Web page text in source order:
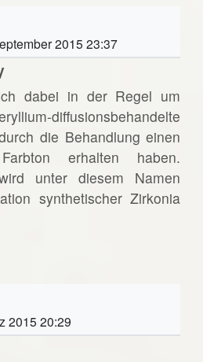
2015 23:37
dabei in der Regel um
diffusionsbehandelte
die Behandlung einen
erhalten haben.
unter diesem Namen
synthetischer Zirkonia
2015 20:29